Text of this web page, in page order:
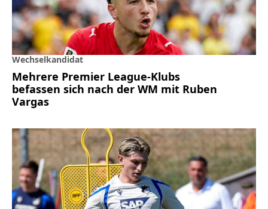
Wechselkandidat
Mehrere Premier League-Klubs
befassen sich nach der WM mit Ruben
Vargas